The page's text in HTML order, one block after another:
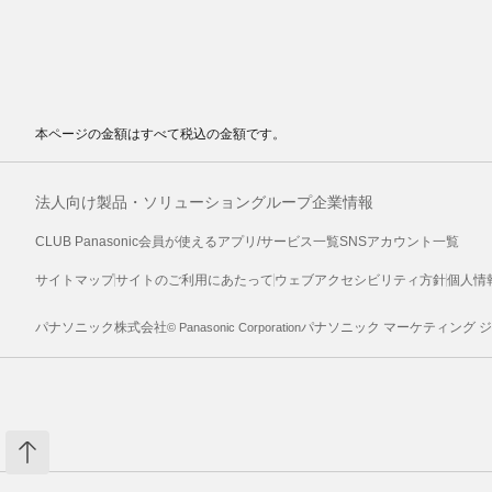
本ページの金額はすべて税込の金額です。
法人向け製品・ソリューショングループ企業情報
CLUB Panasonic会員が使えるアプリ/サービス一覧SNSアカウント一覧
サイトマップサイトのご利用にあたって ウェブアクセシビリティ方針個人情
パナソニック株式会社© Panasonic Corporationパナソニック マーケティング